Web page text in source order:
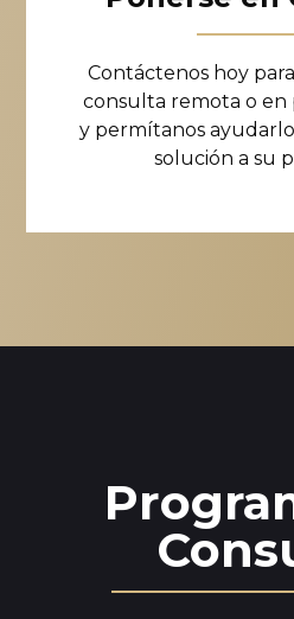
Contáctenos hoy
consulta remota o en
y permítanos
solución a su